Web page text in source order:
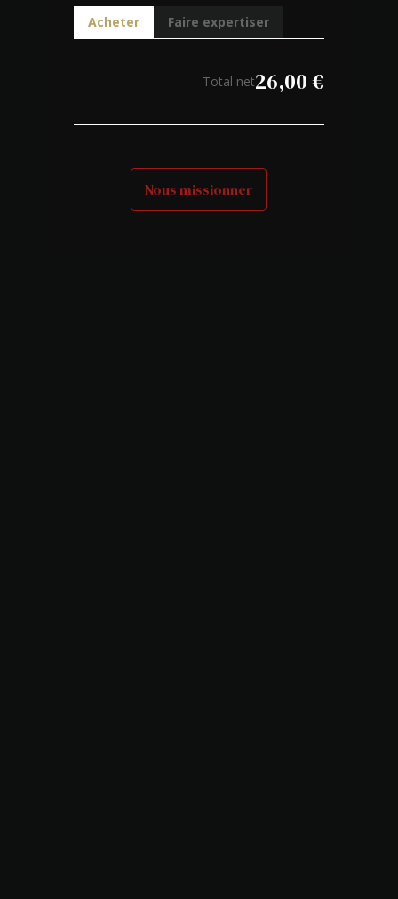
Acheter Faire expertiser
Total net26,00€
Nous missionner